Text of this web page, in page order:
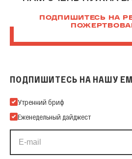
ПОДПИШИТЕСЬ НА
ПОДПИШИТЕСЬ НА НАШУ
Подпишитесь на нашу Email-рассылку
Утренний бриф
Еженедельный дайджест